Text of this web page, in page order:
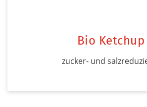
Bio Ketchup
zucker- und